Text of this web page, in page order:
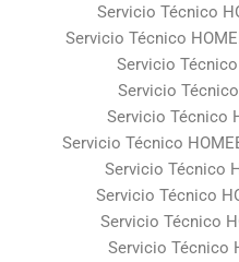
Servicio Técnico
Servicio Técnico
Servicio
Servicio
Servicio Técnico
Servicio Técnico
Servicio Técnico
Servicio Técnico
Servicio Técnico
Servicio Técnico